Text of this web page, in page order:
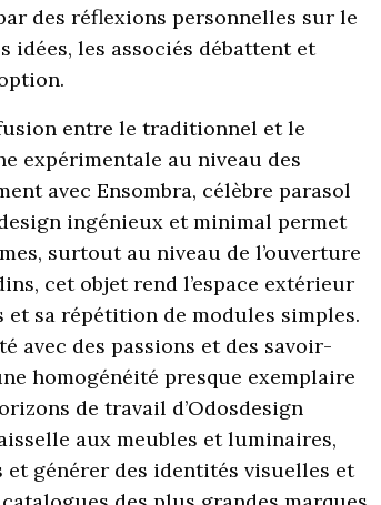
des réflexions personnelles sur le
idées, les associés débattent et
entre le traditionnel et le
expérimentale au niveau des
avec Ensombra, célèbre parasol
ingénieux et minimal permet
surtout au niveau de l’ouverture
cet objet rend l’espace extérieur
et sa répétition de modules simples.
avec des passions et des savoir-
homogénéité presque exemplaire
de travail d’Odosdesign
aux meubles et luminaires,
générer des identités visuelles et